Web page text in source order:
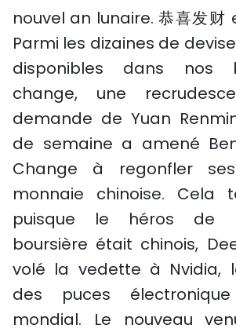
nouvel an lunaire.恭喜发财
Parmi les dizaines de
disponibles dans nos
change, une
demande de Yuan
de semaine a amené
Change à regonfler
monnaie chinoise. Cela
puisque le héros de
boursière était chinois,
volé la vedette à Nvidia,
des puces
mondial. Le nouveau